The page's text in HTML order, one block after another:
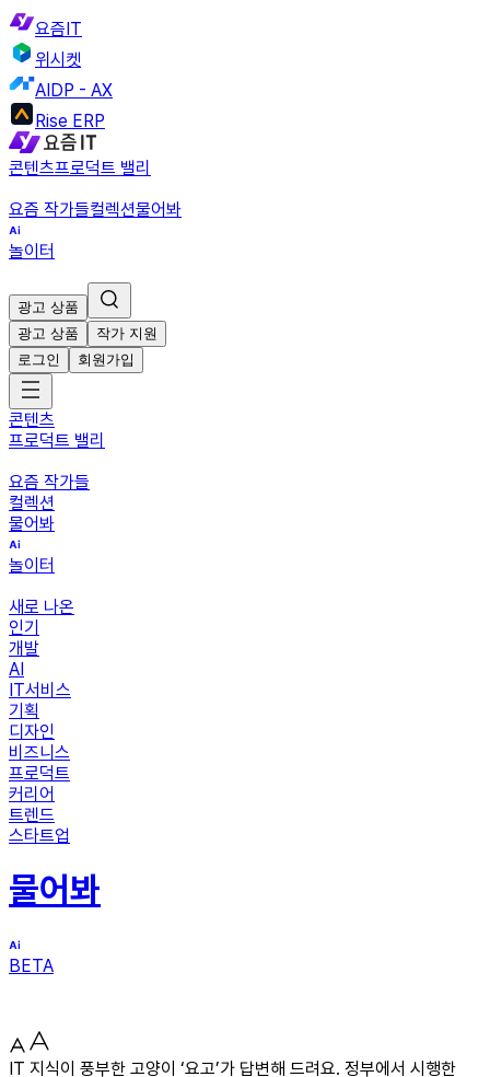
요즘IT
위시켓
AIDP - AX
Rise ERP
콘텐츠프로덕트 밸리
요즘 작가들컬렉션물어봐
놀이터
광고 상품
광고 상품
작가 지원
로그인
회원가입
콘텐츠
프로덕트 밸리
요즘 작가들
컬렉션
물어봐
놀이터
새로 나온
인기
개발
AI
IT서비스
기획
디자인
비즈니스
프로덕트
커리어
트렌드
스타트업
물어봐
BETA
IT 지식이 풍부한 고양이 ‘요고’가 답변해 드려요. 정부에서 시행한